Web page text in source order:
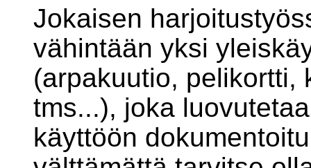
Jokaisen
vähintään yksi
(arpakuutio, pelikortti,
tms...), joka
käyttöön